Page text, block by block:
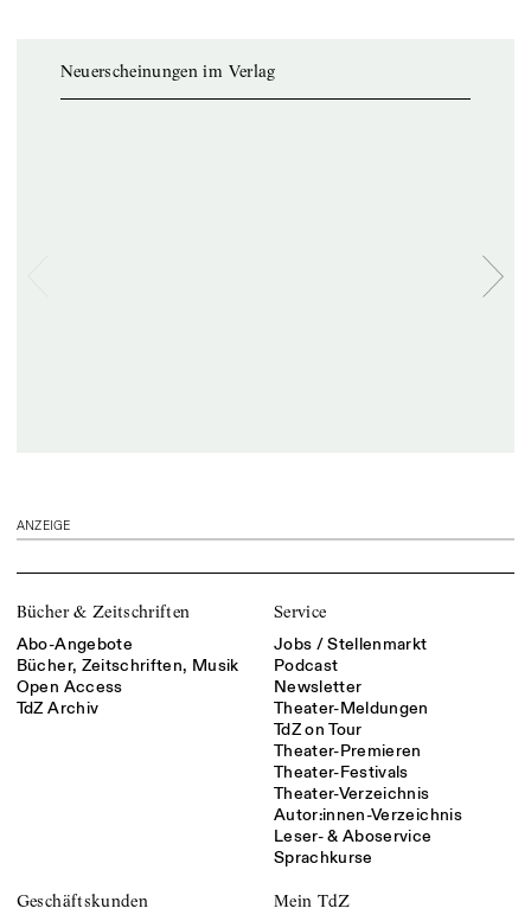
Neuerscheinungen im Verlag
ANZEIGE
Bücher & Zeitschriften
Abo-Angebote
Bücher, Zeitschriften, Musik
Open Access
TdZ Archiv
Service
Jobs / Stellenmarkt
Podcast
Newsletter
Theater-Meldungen
TdZ on Tour
Theater-Premieren
Theater-Festivals
Theater-Verzeichnis
Autor:innen-Verzeichnis
Leser- & Aboservice
Sprachkurse
Geschäftskunden Mein TdZ